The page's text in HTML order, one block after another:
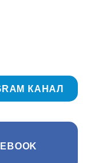
КАНАЛ